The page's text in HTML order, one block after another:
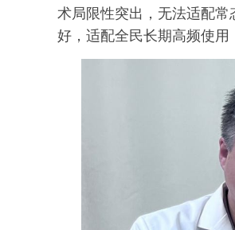
术局限性突出，无法适配
好，适配全民长期高频使用